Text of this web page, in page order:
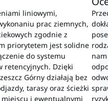
liniowymi,
prac ziemnych,
zgodnie z
priorytetem jest solidne
do systemu
retencyjnych. Dzięki
Górny działają bez
tarasy oraz ścieżki
i ewentualnymi